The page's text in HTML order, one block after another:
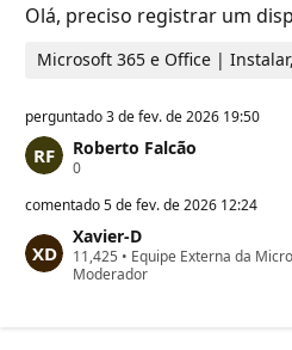
a
ã
Olá, preciso registrar um
Microsoft 365 e Office |
perguntado3 de fev. de 2026 19:50
Roberto Falcão
0P
n
o
s
d
comentado5 de fev. de 2026 12:24
Xavier-D
11,425 P
o
• Equipe Externa da
Moderador